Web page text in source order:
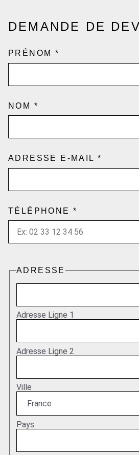
DEMANDE DE
PRÉNOM *
NOM *
ADRESSE E-MAIL *
TÉLÉPHONE*
PRÉNOM
COMMENTAIRES
ADRESSE
Adresse Ligne 1
Adresse Ligne 2
Ville
Pays